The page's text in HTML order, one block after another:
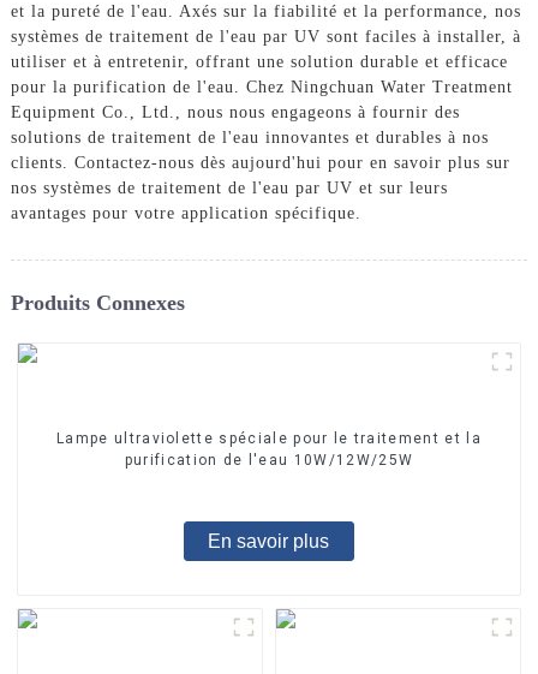
et la pureté de l'eau. Axés sur la fiabilité et la performance, nos
systèmes de traitement de l'eau par UV sont faciles à installer, à
utiliser et à entretenir, offrant une solution durable et efficace
pour la purification de l'eau. Chez Ningchuan Water Treatment
Equipment Co., Ltd., nous nous engageons à fournir des
solutions de traitement de l'eau innovantes et durables à nos
clients. Contactez-nous dès aujourd'hui pour en savoir plus sur
nos systèmes de traitement de l'eau par UV et sur leurs
avantages pour votre application spécifique.
Produits Connexes
Lampe ultraviolette spéciale pour le traitement et la
purification de l'eau 10W/12W/25W
En savoir plus